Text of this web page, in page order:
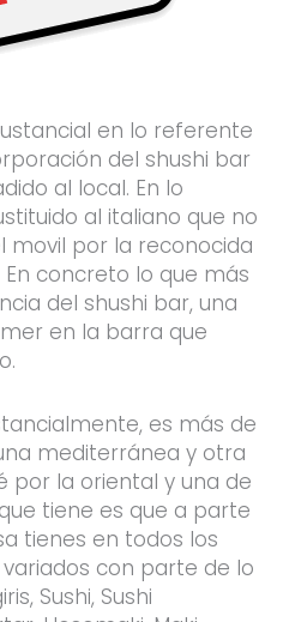
en lo referente
del shushi bar
al local. En lo
al italiano que no
movil por la reconocida
En concreto lo que más
del shushi bar, una
en la barra que
es más de
mediterránea y otra
por la oriental y una de
tiene es que a parte
tienes en todos los
con parte de lo
Sushi, Sushi